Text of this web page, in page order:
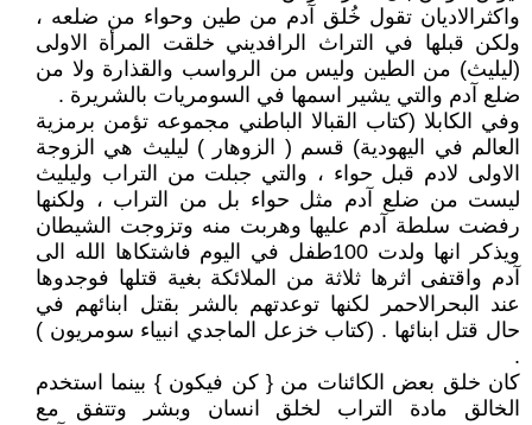
واكثرالاديان تقول خُلق آدم من طين وحواء من ضلعه ،
ولكن قبلها في التراث الرافديني خلقت المرأة الاولى
(ليليث) من الطين وليس من الرواسب والقذارة ولا من
ضلع آدم والتي يشير اسمها في السومريات بالشريرة .
وفي الكابلا (كتاب القبالا الباطني مجموعه تؤمن برمزية
العالم في اليهودية) قسم ( الزوهار ) ليليث هي الزوجة
الاولى لادم قبل حواء ، والتي جبلت من التراب وليليث
ليست من ضلع آدم مثل حواء بل من التراب ، ولكنها
رفضت سلطة آدم عليها وهربت منه وتزوجت الشيطان
ويذكر انها ولدت 100طفل في اليوم فاشتكاها الله الى
آدم واقتفى اثرها ثلاثة من الملائكة بغية قتلها فوجدوها
عند البحرالاحمر لكنها توعدتهم بالشر بقتل ابنائهم في
حال قتل ابنائها . (كتاب خزعل الماجدي انبياء سومريون )
.
كان خلق بعض الكائنات من { كن فيكون } بينما استخدم
الخالق مادة التراب لخلق انسان وبشر وتتفق مع